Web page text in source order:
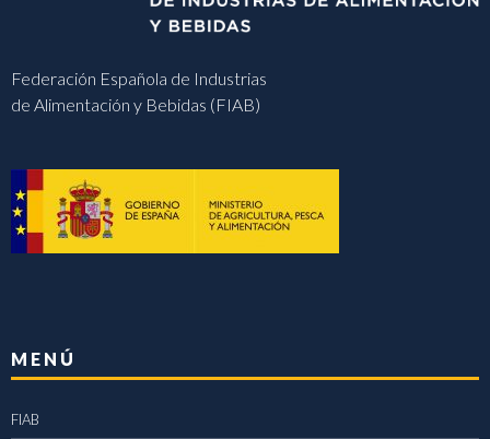
Federación Española de Industrias
de Alimentación y Bebidas (FIAB)
MENÚ
FIAB